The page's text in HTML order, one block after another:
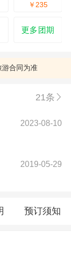
￥235
更多团期
合同为准
21条
2023-08-10
2019-05-29
预订须知